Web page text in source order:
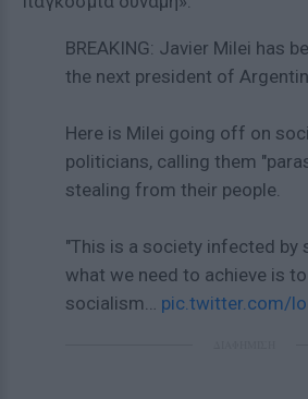
BREAKING: Javier Milei has
the next president of
Here is Milei going off on
politicians, calling them
stealing from their people.
"This is a society infected by
what we need to achieve is
socialism… pic.twitter.com/